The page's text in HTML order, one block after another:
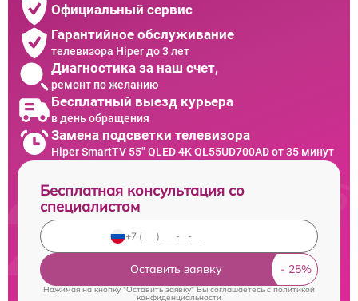
Официальный сервис
Гарантийное обслуживание
телевизора Hiper до 3 лет
Диагностика за наш счет,
ремонт по желанию
Бесплатный выезд курьера
в день обращения
Замена подсветки телевизора
Hiper SmartTV 55" QLED 4K QL55UD700AD от 35 минут
Бесплатная консультация со
специалистом
Оставить заявку
Нажимая на кнопку "Оставить заявку" Вы соглашаетесь cполитикой
конфиденциальности